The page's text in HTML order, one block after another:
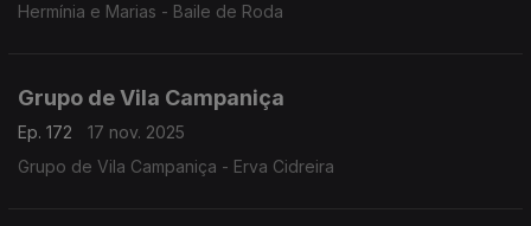
Hermínia e Marias - Baile de Roda
Grupo de Vila Campaniça
Ep. 172
17 nov. 2025
Grupo de Vila Campaniça - Erva Cidreira